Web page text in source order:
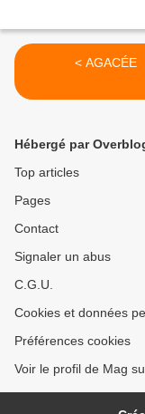
< AGACÉE
Hébergé par
Top articles
Pages
Contact
Signaler un abus
C.G.U.
Cookies et données
Préférences cookies
Voir le profil de Mag